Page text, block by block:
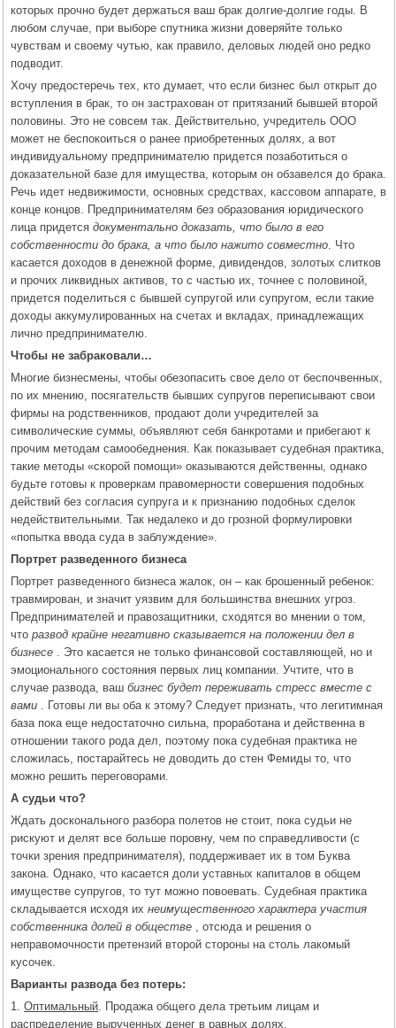
которых прочно будет держаться ваш брак долгие-долгие годы. В
любом случае, при выборе спутника жизни доверяйте только
чувствам и своему чутью, как правило, деловых людей оно редко
подводит.
Хочу предостеречь тех, кто думает, что если бизнес был открыт до
вступления в брак, то он застрахован от притязаний бывшей второй
половины. Это не совсем так. Действительно, учредитель ООО
может не беспокоиться о ранее приобретенных долях, а вот
индивидуальному предпринимателю придется позаботиться о
доказательной базе для имущества, которым он обзавелся до брака.
Речь идет недвижимости, основных средствах, кассовом аппарате, в
конце концов. Предпринимателям без образования юридического
лица придется документально доказать, что было в его
собственности до брака, а что было нажито совместно . Что
касается доходов в денежной форме, дивидендов, золотых слитков
и прочих ликвидных активов, то с частью их, точнее с половиной,
придется поделиться с бывшей супругой или супругом, если такие
доходы аккумулированных на счетах и вкладах, принадлежащих
лично предпринимателю.
Чтобы не забраковали…
Многие бизнесмены, чтобы обезопасить свое дело от беспочвенных,
по их мнению, посягательств бывших супругов переписывают свои
фирмы на родственников, продают доли учредителей за
символические суммы, объявляют себя банкротами и прибегают к
прочим методам самообеднения. Как показывает судебная практика,
такие методы «скорой помощи» оказываются действенны, однако
будьте готовы к проверкам правомерности совершения подобных
действий без согласия супруга и к признанию подобных сделок
недействительными. Так недалеко и до грозной формулировки
«попытка ввода суда в заблуждение».
Портрет разведенного бизнеса
Портрет разведенного бизнеса жалок, он – как брошенный ребенок:
травмирован, и значит уязвим для большинства внешних угроз.
Предпринимателей и правозащитники, сходятся во мнении о том,
что развод крайне негативно сказывается на положении дел в
бизнесе
. Это касается не только финансовой составляющей, но и
эмоционального состояния первых лиц компании. Учтите, что в
случае развода, ваш бизнес будет переживать стресс вместе с
вами
. Готовы ли вы оба к этому? Следует признать, что легитимная
база пока еще недостаточно сильна, проработана и действенна в
отношении такого рода дел, поэтому пока судебная практика не
сложилась, постарайтесь не доводить до стен Фемиды то, что
можно решить переговорами.
А судьи что?
Ждать досконального разбора полетов не стоит, пока судьи не
рискуют и делят все больше поровну, чем по справедливости (с
точки зрения предпринимателя), поддерживает их в том Буква
закона. Однако, что касается доли уставных капиталов в общем
имуществе супругов, то тут можно повоевать. Судебная практика
складывается исходя их неимущественного характера участия
собственника долей в обществе
, отсюда и решения о
неправомочности претензий второй стороны на столь лакомый
кусочек.
Варианты развода без потерь:
1. Оптимальный . Продажа общего дела третьим лицам и
распределение вырученных денег в равных долях.